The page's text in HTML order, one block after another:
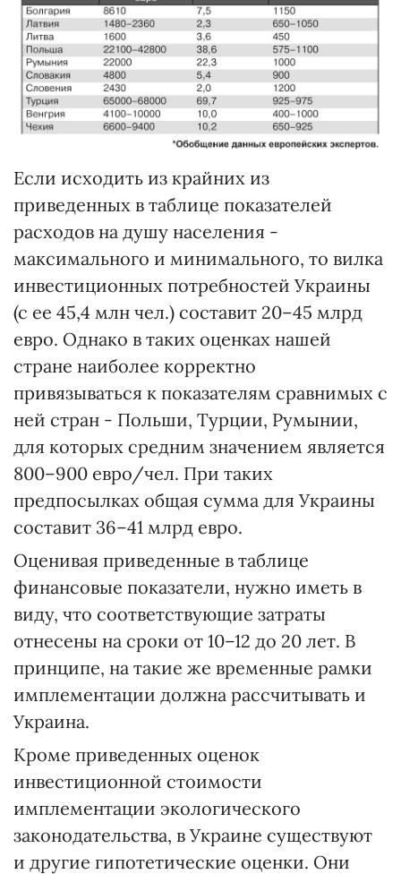
Если исходить из крайних из
приведенных в таблице показателей
расходов на душу населения -
максимального и минимального, то вилка
инвестиционных потребностей Украины
(с ее 45,4 млн чел.) составит 20–45 млрд
евро. Однако в таких оценках нашей
стране наиболее корректно
привязываться к показателям сравнимых с
ней стран - Польши, Турции, Румынии,
для которых средним значением является
800–900 евро/чел. При таких
предпосылках общая сумма для Украины
составит 36–41 млрд евро.
Оценивая приведенные в таблице
финансовые показатели, нужно иметь в
виду, что соответствующие затраты
отнесены на сроки от 10–12 до 20 лет. В
принципе, на такие же временные рамки
имплементации должна рассчитывать и
Украина.
Кроме приведенных оценок
инвестиционной стоимости
имплементации экологического
законодательства, в Украине существуют
и другие гипотетические оценки. Они